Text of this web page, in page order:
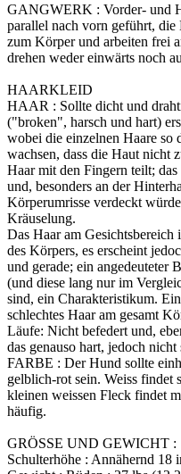
GANGWERK : Vorder- und
parallel nach vorn geführt, die
zum Körper und arbeiten frei
drehen weder einwärts noch
HAARKLEID
HAAR : Sollte dicht und
("broken", harsch und hart)
wobei die einzelnen Haare so
wachsen, dass die Haut nicht
Haar mit den Fingern teilt;
und, besonders an der
Körperumrisse verdeckt
Kräuselung.
Das Haar am Gesichtsbereich
des Körpers, es erscheint
und gerade; ein angedeuteter
(und diese lang nur im
sind, ein Charakteristikum.
schlechtes Haar am gesamt
Läufe: Nicht befedert und,
das genauso hart, jedoch
FARBE : Der Hund sollte
gelblich-rot sein. Weiss findet
kleinen weissen Fleck findet
häufig.
GRÖSSE UND GEWICHT :
Schulterhöhe : Annähernd 18